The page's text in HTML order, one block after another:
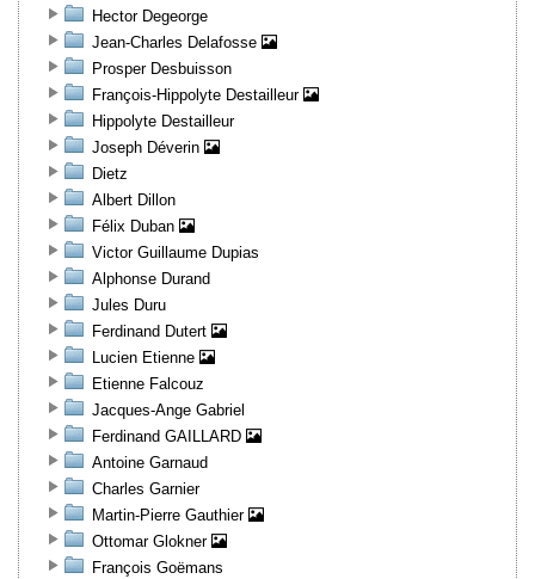
Hector Degeorge
Jean-Charles Delafosse
Prosper Desbuisson
François-Hippolyte Destailleur
Hippolyte Destailleur
Joseph Déverin
Dietz
Albert Dillon
Félix Duban
Victor Guillaume Dupias
Alphonse Durand
Jules Duru
Ferdinand Dutert
Lucien Etienne
Etienne Falcouz
Jacques-Ange Gabriel
Ferdinand GAILLARD
Antoine Garnaud
Charles Garnier
Martin-Pierre Gauthier
Ottomar Glokner
François Goëmans